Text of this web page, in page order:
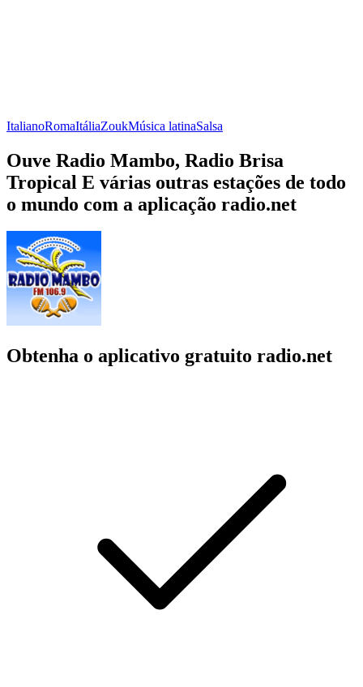
ItalianoRomaItáliaZoukMúsica latinaSalsa
Ouve Radio Mambo, Radio Brisa
Tropical E várias outras estações de todo
o mundo com a aplicação radio.net
Obtenha o aplicativo gratuito radio.net